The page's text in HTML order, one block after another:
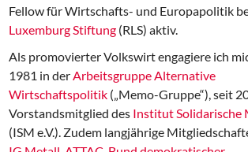
Fellow für Wirtschafts- und Europapolitik
Luxemburg Stiftung (RLS) aktiv.
Als promovierter Volkswirt engagiere ich
1981 in derArbeitsgruppe Alternative
Wirtschaftspolitik („Memo-Gruppe“), seit
Vorstandsmitglied des Institut Solidarische
(ISM e.V.). Zudem langjährige